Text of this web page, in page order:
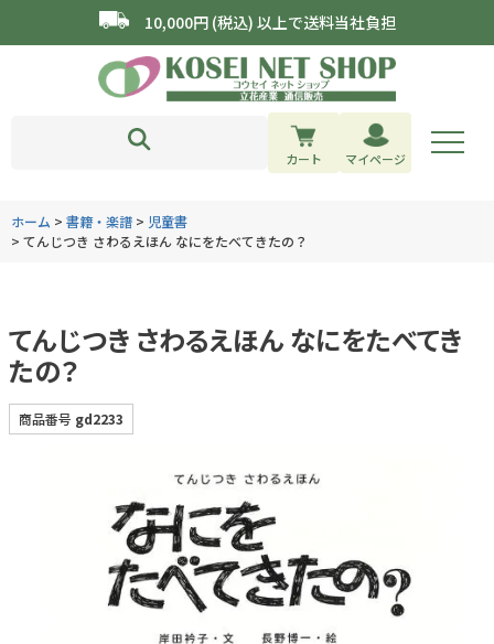
10,000円 (税込) 以上で送料当社負担
カート マイページ
ホーム 書籍・楽譜
児童書
てんじつき さわるえほん なにをたべてきたの？
てんじつき さわるえほん なにをたべてき
たの？
商品番号 gd2233